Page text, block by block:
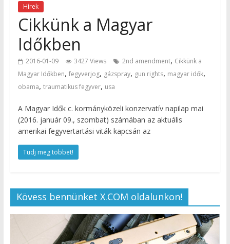
Hírek
Cikkünk a Magyar
Időkben
2016-01-09 3427 Views 2nd amendment, Cikkünk a
Magyar Időkben, fegyverjog, gázspray, gun rights, magyar idők,
obama, traumatikus fegyver, usa
A Magyar Idők c. kormányközeli konzervatív napilap mai
(2016. január 09., szombat) számában az aktuális
amerikai fegyvertartási viták kapcsán az
Tudj meg többet!
Kövess bennünket X.COM oldalunkon!